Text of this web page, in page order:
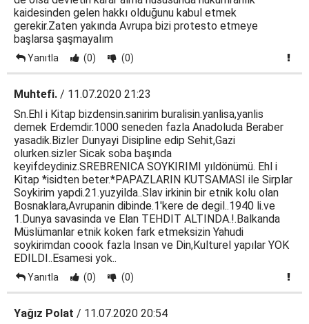
kaidesinden gelen hakkı olduğunu kabul etmek
gerekir.Zaten yakında Avrupa bizi protesto etmeye
başlarsa şaşmayalım
Yanıtla (0) (0)
Muhtefi. / 11.07.2020 21:23
Sn.Ehl i Kitap bizdensin.sanirim buralisin.yanlisa,yanlis
demek Erdemdir.1000 seneden fazla Anadoluda Beraber
yasadik.Bizler Dunyayi Disipline edip Sehit,Gazi
olurken.sizler Sicak soba başında
keyifdeydiniz.SREBRENICA SOYKIRIMI yıldönümü. Ehl i
Kitap *isidten beter.*PAPAZLARIN KUTSAMASI ile Sirplar
Soykirim yapdi.21.yuzyilda..Slav irkinin bir etnik kolu olan
Bosnaklara,Avrupanin dibinde.1'kere de degil..1940 li.ve
1.Dunya savasinda ve Elan TEHDIT ALTINDA.!.Balkanda
Müslümanlar etnik koken fark etmeksizin Yahudi
soykirimdan coook fazla Insan ve Din,Kulturel yapılar YOK
EDILDI..Esamesi yok..
Yanıtla (0) (0)
Yağız Polat / 11.07.2020 20:54